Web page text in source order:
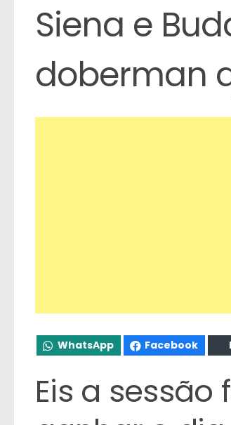
Siena e
doberman
WhatsApp Facebook
Eis a